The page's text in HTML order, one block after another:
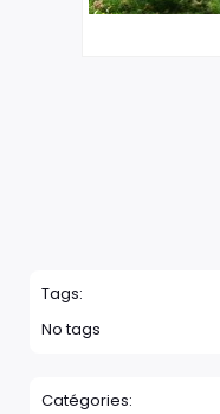
Tags:
No tags
Catégories: